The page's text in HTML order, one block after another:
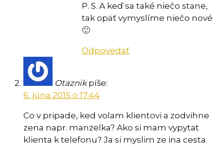
P. S. A keď sa také niečo stane,
tak opäť vymyslíme niečo nové
🙂
Odpovedať
Otaznik píše:
6. júna 2015 o 17:44
Co v pripade, ked volam klientovi a zodvihne
zena napr. manzelka? Ako si mam vypytat
klienta k telefonu? Ja si myslim ze ina cesta